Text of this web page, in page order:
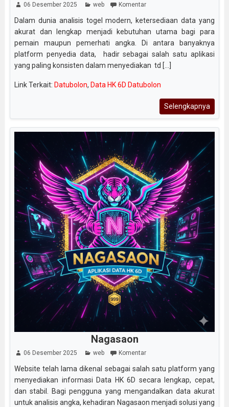
06 Desember 2025 web Komentar
Dalam dunia analisis togel modern, ketersediaan data yang
akurat dan lengkap menjadi kebutuhan utama bagi para
pemain maupun pemerhati angka. Di antara banyaknya
platform penyedia data, hadir sebagai salah satu aplikasi
yang paling konsisten dalam menyediakan td [...]
Link Terkait: Datubolon, Data HK 6D Datubolon
Selengkapnya
Nagasaon
06 Desember 2025 web Komentar
Website telah lama dikenal sebagai salah satu platform yang
menyediakan informasi Data HK 6D secara lengkap, cepat,
dan stabil. Bagi pengguna yang mengandalkan data akurat
untuk analisis angka, kehadiran Nagasaon menjadi solusi yang